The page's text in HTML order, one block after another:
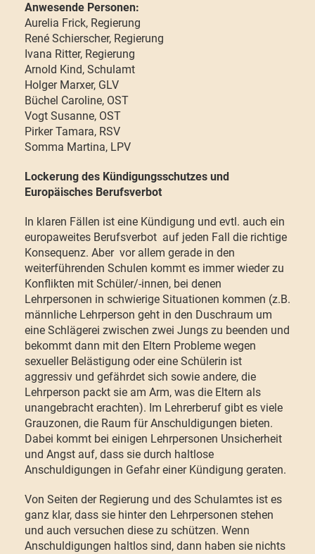
Anwesende Personen:
Aurelia Frick, Regierung
René Schierscher, Regierung
Ivana Ritter, Regierung
Arnold Kind, Schulamt
Holger Marxer, GLV
Büchel Caroline, OST
Vogt Susanne, OST
Pirker Tamara, RSV
Somma Martina, LPV
Lockerung des Kündigungsschutzes und
Europäisches Berufsverbot
In klaren Fällen ist eine Kündigung und evtl. auch ein
europaweites Berufsverbot auf jeden Fall die richtige
Konsequenz. Aber vor allem gerade in den
weiterführenden Schulen kommt es immer wieder zu
Konflikten mit Schüler/-innen, bei denen
Lehrpersonen in schwierige Situationen kommen (z.B.
männliche Lehrperson geht in den Duschraum um
eine Schlägerei zwischen zwei Jungs zu beenden und
bekommt dann mit den Eltern Probleme wegen
sexueller Belästigung oder eine Schülerin ist
aggressiv und gefährdet sich sowie andere, die
Lehrperson packt sie am Arm, was die Eltern als
unangebracht erachten). Im Lehrerberuf gibt es viele
Grauzonen, die Raum für Anschuldigungen bieten.
Dabei kommt bei einigen Lehrpersonen Unsicherheit
und Angst auf, dass sie durch haltlose
Anschuldigungen in Gefahr einer Kündigung geraten.
Von Seiten der Regierung und des Schulamtes ist es
ganz klar, dass sie hinter den Lehrpersonen stehen
und auch versuchen diese zu schützen. Wenn
Anschuldigungen haltlos sind, dann haben sie nichts